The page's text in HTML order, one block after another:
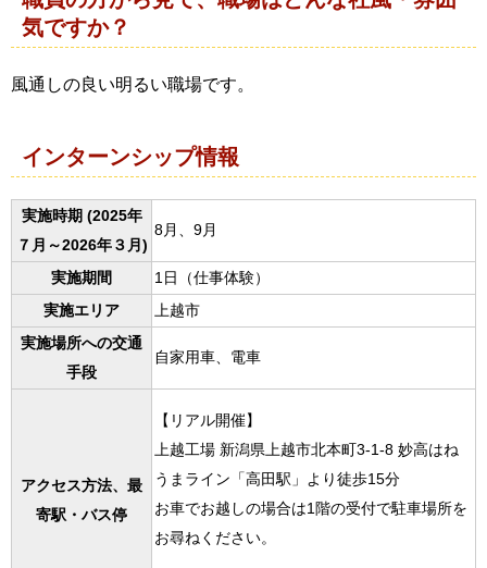
気ですか？
風通しの良い明るい職場です。
インターンシップ情報
実施時期 (2025年
７月～2026年３月)
8月、9月
実施期間
1日（仕事体験）
実施エリア
上越市
実施場所への交通
手段
自家用車、電車
アクセス方法、最
寄駅・バス停
【リアル開催】
上越工場 新潟県上越市北本町3-1-8 妙高はね
うまライン「高田駅」より徒歩15分
お車でお越しの場合は1階の受付で駐車場所を
お尋ねください。